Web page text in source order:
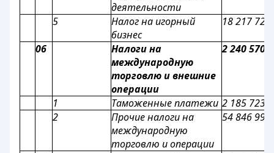
деятельности
5
Налог на игорный
бизнес
18 217 728
06
Налоги на
международную
торговлю и внешние
операции
2 240 570
1 Таможенные платежи 2 185 723
2
Прочие налоги на
международную
торговлю и операции
54 846 999